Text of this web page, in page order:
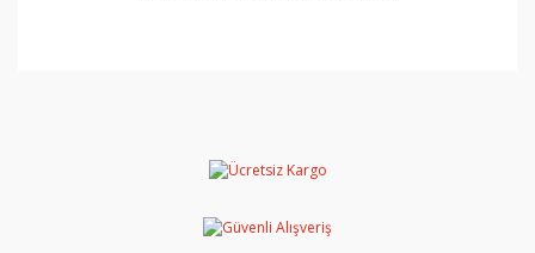
Yorum Yaz
Ürün açıklamasında eksik bilgiler bulunuyor.